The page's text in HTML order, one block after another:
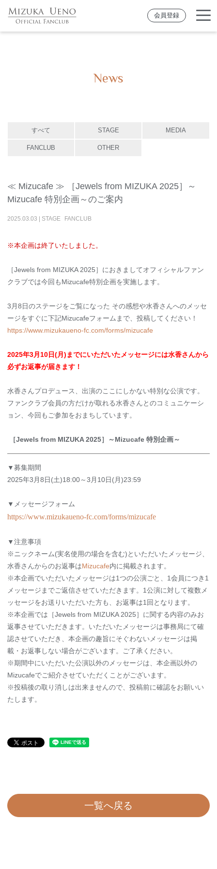
会員登録
News
すべて STAGE MEDIA
FANCLUB OTHER
≪ Mizucafe ≫ ［Jewels from MIZUKA 2025］～
Mizucafe 特別企画～のご案内
2025.03.03 STAGE FANCLUB
※本企画は終了いたしました。
［Jewels from MIZUKA 2025］におきましてオフィシャルファン
クラブでは今回もMizucafe特別企画を実施します。
3月8日のステージをご覧になった その感想や水香さんへのメッセ
ージをすぐに下記Mizucafeフォームまで、投稿してください！
https://www.mizukaueno-fc.com/forms/mizucafe
2025年3月 10日(月)までにいただいたメッセージには水香さんから
必ずお返事が届きます！
水香さんプロデュース、出演のここにしかない特別な公演です。
ファンクラブ会員の方だけが取れる水香さんとのコミュニケーシ
ョン、今回もご参加をおまちしています。
［Jewels from MIZUKA 2025］～Mizucafe 特別企画～
▼募集期間
2025年3 月8日(土)18:00～3 月 10日(月)23:59
▼メッセージフォーム
https://www.mizukaueno-fc.com/forms/mizucafe
▼注意事項
※ニックネーム(実名使用の場合を含む)といただいたメッセージ、
水香さんからのお返事はMizucafe内に掲載されます。
※本企画でいただいたメッセージは1つの公演ごと、 1会員につき 1
メッセージまでご返信させていただきます。 1公演に対して複数メ
ッセージをお送りいただいた方も、お返事は1 回となります。
※本企画では［Jewels from MIZUKA 2025］に関する内容のみお
返事させていただきます。いただいたメッセージは事務局にて確
認させていただき、本企画の趣旨にそぐわないメッセージは掲
載・お返事しない場合がございます。ご了承ください。
※期間中にいただいた公演以外のメッセージは、本企画以外の
Mizucafeでご紹介させていただくことがございます。
※投稿後の取り消しは出来ませんので、投稿前に確認をお願いい
たします。
一覧へ戻る